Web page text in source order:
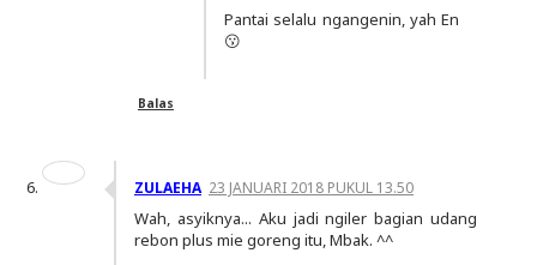
Pantai selalu ngangenin, yah En
😗
Balas
ZULAEHA 23 JANUARI 2018 PUKUL 13.50
Wah, asyiknya... Aku jadi ngiler bagian udang
rebon plus mie goreng itu, Mbak. ^^